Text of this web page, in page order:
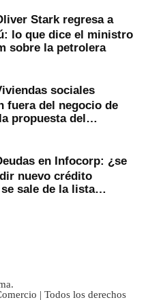
Stark regresa a
lo que dice el ministro
sobre la petrolera
sociales
fuera del negocio de
propuesta del
en Infocorp: ¿se
nuevo crédito
sale de la lista
| Todos los derechos